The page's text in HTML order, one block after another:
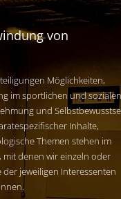
von
Möglichkeiten,
im sportlichen und sozialen
und
Inhalte,
Themen stehen im
denen wir einzeln oder
jeweiligen Interessenten